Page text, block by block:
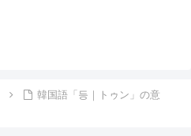
韓国語「등｜トゥン」の意